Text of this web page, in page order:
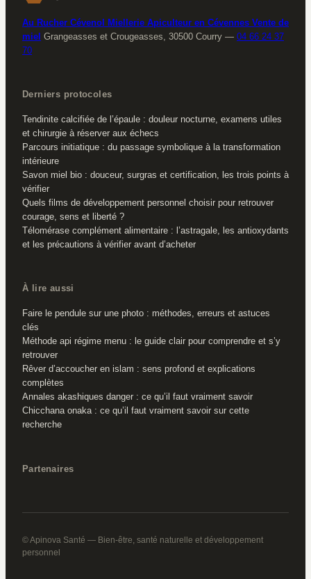
Au Rucher Cévenol Miellerie Apiculteur en Cévennes Vente de
miel Grangeasses et Crougeasses, 30500 Courry — 04 66 24 37
70
Derniers protocoles
Tendinite calcifiée de l’épaule : douleur nocturne, examens utiles
et chirurgie à réserver aux échecs
Parcours initiatique : du passage symbolique à la transformation
intérieure
Savon miel bio : douceur, surgras et certification, les trois points à
vérifier
Quels films de développement personnel choisir pour retrouver
courage, sens et liberté ?
Télomérase complément alimentaire : l’astragale, les antioxydants
et les précautions à vérifier avant d’acheter
À lire aussi
Faire le pendule sur une photo : méthodes, erreurs et astuces
clés
Méthode api régime menu : le guide clair pour comprendre et s’y
retrouver
Rêver d’accoucher en islam : sens profond et explications
complètes
Annales akashiques danger : ce qu’il faut vraiment savoir
Chicchana onaka : ce qu’il faut vraiment savoir sur cette
recherche
Partenaires
© Apinova Santé — Bien-être, santé naturelle et développement
personnel